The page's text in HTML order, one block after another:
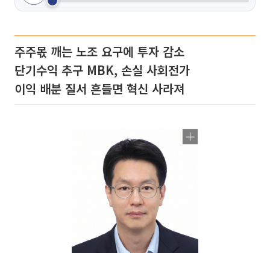
주주몫 깨는 노조 요구에 투자 감소
단기수익 추구 MBK, 손실 사회전가
이익 배분 질서 흔들면 혁신 사라져